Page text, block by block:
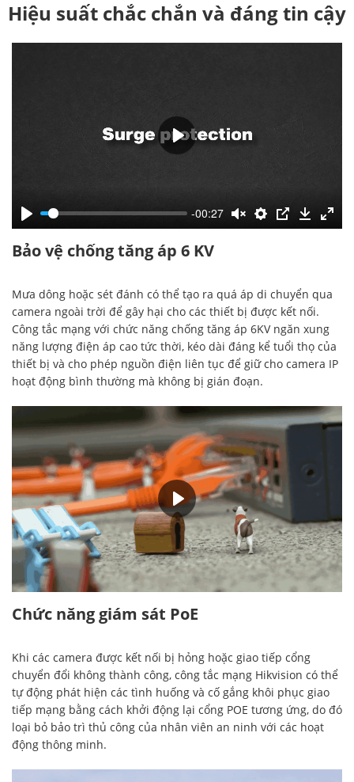
Hiệu suất chắc chắn và đáng tin cậy
-00:27
Bảo vệ chống tăng áp 6 KV
Mưa dông hoặc sét đánh có thể tạo ra quá áp di chuyển qua
camera ngoài trời để gây hại cho các thiết bị được kết nối.
Công tắc mạng với chức năng chống tăng áp 6KV ngăn xung
năng lượng điện áp cao tức thời, kéo dài đáng kể tuổi thọ của
thiết bị và cho phép nguồn điện liên tục để giữ cho camera IP
hoạt động bình thường mà không bị gián đoạn.
00:36
Chức năng giám sát PoE
Khi các camera được kết nối bị hỏng hoặc giao tiếp cổng
chuyển đổi không thành công, công tắc mạng Hikvision có thể
tự động phát hiện các tình huống và cố gắng khôi phục giao
tiếp mạng bằng cách khởi động lại cổng POE tương ứng, do đó
loại bỏ bảo trì thủ công của nhân viên an ninh với các hoạt
động thông minh.